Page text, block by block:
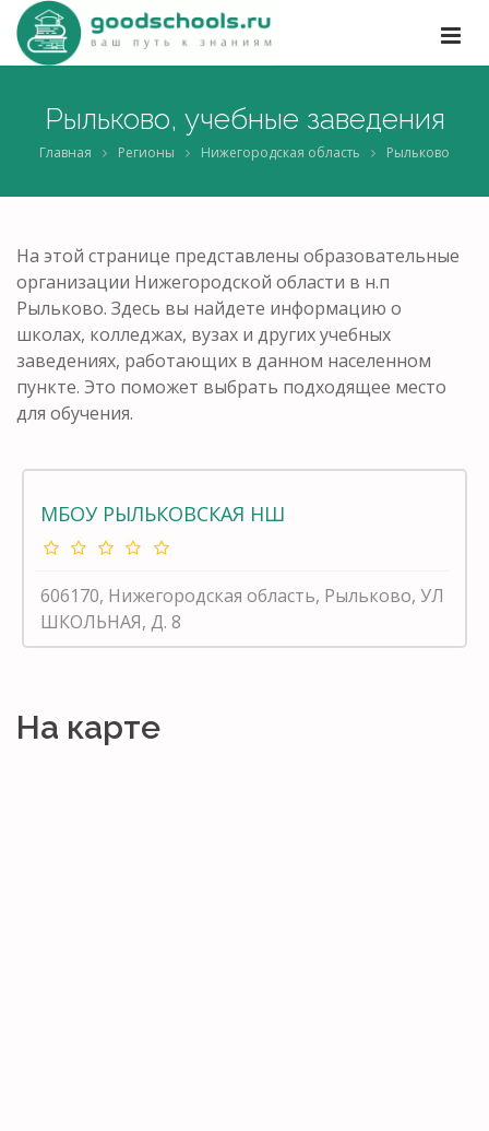
Рыльково, учебные заведения
Главная Регионы Нижегородская область Рыльково
На этой странице представлены образовательные
организации Нижегородской области в н.п
Рыльково. Здесь вы найдете информацию о
школах, колледжах, вузах и других учебных
заведениях, работающих в данном населенном
пункте. Это поможет выбрать подходящее место
для обучения.
МБОУ РЫЛЬКОВСКАЯ НШ
606170, Нижегородская область, Рыльково, УЛ
ШКОЛЬНАЯ, Д. 8
На карте